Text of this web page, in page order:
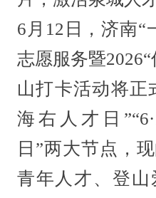
6月12日，济南“
志愿服务暨
山打卡活动将正
海右人才日
日”两大节点，
青年人才、登